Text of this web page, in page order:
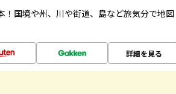
国境や州、川や街道、島など旅気分で地図
詳細を見る